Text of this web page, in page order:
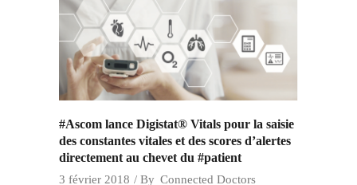
#Ascom lance Digistat® Vitals pour la saisie
des constantes vitales et des scores d’alertes
directement au chevet du #patient
3 février 2018 By Connected Doctors